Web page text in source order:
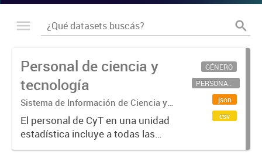
Personal de ciencia y
tecnología
Sistema de Información de Ciencia y
Tecnología Argentino (SICYTAR)
El personal de CyT en una unidad
estadística incluye a todas las
personas involucradas
GÉNERO
PERSONAL CIENTÍFICO-TECNOLÓGICO
json
csv